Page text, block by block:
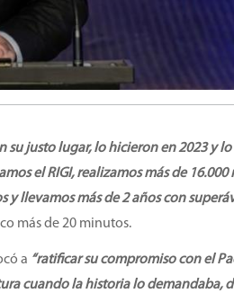
su justo lugar, lo hicieron en 2023 y
el RIGI, realizamos más de 16.000
llevamos más de 2 años con
más de 20 minutos.
a “ratificar su compromiso con el
cuando la historia lo demandaba,